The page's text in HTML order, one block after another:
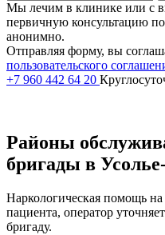
Мы лечим в клинике или с
первичную консультацию
анонимно.
Отправляя форму, вы
пользовательского
+7 960 442 64 20
Районы
бригады в
Наркологическая помощь
пациента, оператор
бригаду.